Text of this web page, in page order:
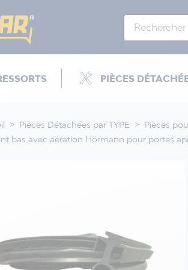
PIÈCES
Pièces Détachées par TYPE Pièces
bas avec aération Hörmann pour portes